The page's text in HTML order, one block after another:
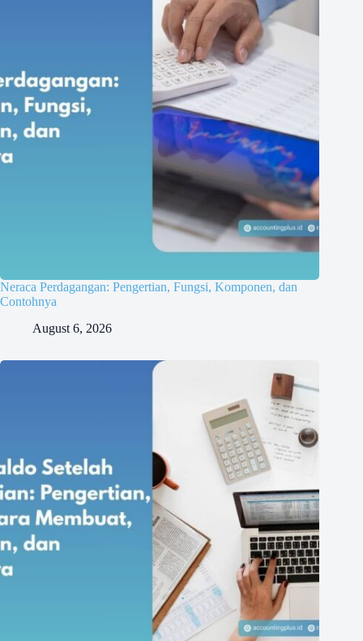
Neraca Perdagangan: Pengertian, Fungsi, Komponen, dan
Contohnya
August 6, 2026